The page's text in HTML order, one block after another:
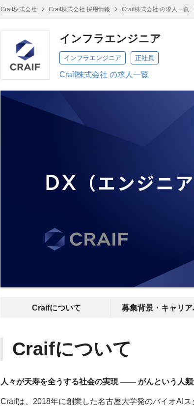
Craif株式会社 Craif株式会社 採用情報 Craif株式会社 の求人一覧
インフラエンジニア
インフラエンジニア 正社員
Craif株式会社 の求人一覧
Craifについて 募集背景・キャリア
Craifについて
人々が天寿を全うする社会の実現 —— がんという人
Craifは、2018年に創業した名古屋大学発のバイオAI